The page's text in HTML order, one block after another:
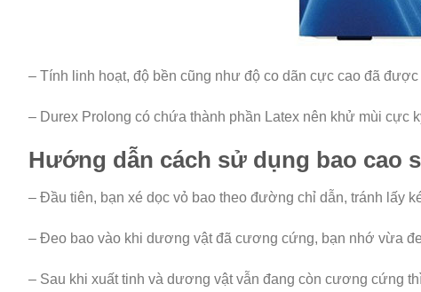
– Tính linh hoạt, độ bền cũng như độ co dãn cực cao đã
– Durex Prolong có chứa thành phần Latex nên khử mùi cực
Hướng dẫn cách sử dụng bao cao
– Đầu tiên, bạn xé dọc vỏ bao theo đường chỉ dẫn, tránh lấy
– Đeo bao vào khi dương vật đã cương cứng, bạn nhớ vừa
– Sau khi xuất tinh và dương vật vẫn đang còn cương cứng